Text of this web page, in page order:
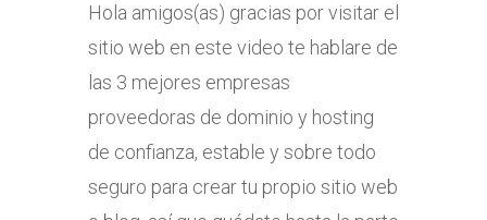
Hola amigos(as) gracias por visitar el
sitio web en este video te hablare de
las 3 mejores empresas
proveedoras de dominio y hosting
de confianza, estable y sobre todo
seguro para crear tu propio sitio web